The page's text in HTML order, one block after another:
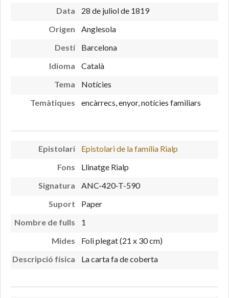
Data
28 de juliol de 1819
Origen
Anglesola
Destí
Barcelona
Idioma
Català
Tema
Notícies
Temàtiques
encàrrecs, enyor, notícies familiars
Epistolari
Epistolari de la família Rialp
Fons
Llinatge Rialp
Signatura
ANC-420-T-590
Suport
Paper
Nombre de fulls
1
Mides
Foli plegat (21 x 30 cm)
Descripció física
La carta fa de coberta